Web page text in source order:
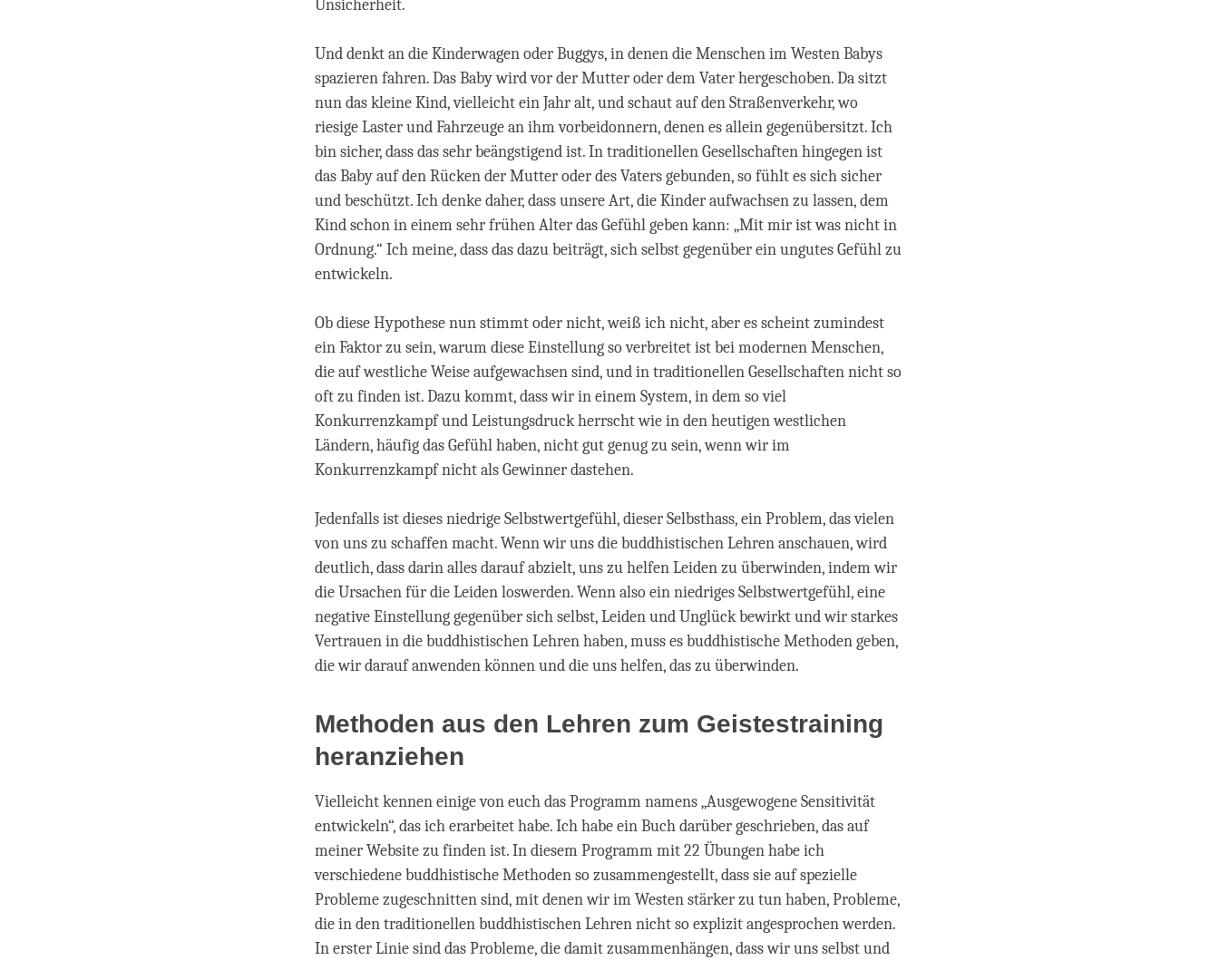
Unsicherheit.
Und denkt an die Kinderwagen oder Buggys, in denen die Menschen im Westen Babys
spazieren fahren. Das Baby wird vor der Mutter oder dem Vater hergeschoben. Da sitzt
nun das kleine Kind, vielleicht ein Jahr alt, und schaut auf den Straßenverkehr, wo
riesige Laster und Fahrzeuge an ihm vorbeidonnern, denen es allein gegenübersitzt. Ich
bin sicher, dass das sehr beängstigend ist. In traditionellen Gesellschaften hingegen ist
das Baby auf den Rücken der Mutter oder des Vaters gebunden, so fühlt es sich sicher
und beschützt. Ich denke daher, dass unsere Art, die Kinder aufwachsen zu lassen, dem
Kind schon in einem sehr frühen Alter das Gefühl geben kann: „Mit mir ist was nicht in
Ordnung.“ Ich meine, dass das dazu beiträgt, sich selbst gegenüber ein ungutes Gefühl zu
entwickeln.
Ob diese Hypothese nun stimmt oder nicht, weiß ich nicht, aber es scheint zumindest
ein Faktor zu sein, warum diese Einstellung so verbreitet ist bei modernen Menschen,
die auf westliche Weise aufgewachsen sind, und in traditionellen Gesellschaften nicht so
oft zu finden ist. Dazu kommt, dass wir in einem System, in dem so viel
Konkurrenzkampf und Leistungsdruck herrscht wie in den heutigen westlichen
Ländern, häufig das Gefühl haben, nicht gut genug zu sein, wenn wir im
Konkurrenzkampf nicht als Gewinner dastehen.
Jedenfalls ist dieses niedrige Selbstwertgefühl, dieser Selbsthass, ein Problem, das vielen
von uns zu schaffen macht. Wenn wir uns die buddhistischen Lehren anschauen, wird
deutlich, dass darin alles darauf abzielt, uns zu helfen Leiden zu überwinden, indem wir
die Ursachen für die Leiden loswerden. Wenn also ein niedriges Selbstwertgefühl, eine
negative Einstellung gegenüber sich selbst, Leiden und Unglück bewirkt und wir starkes
Vertrauen in die buddhistischen Lehren haben, muss es buddhistische Methoden geben,
die wir darauf anwenden können und die uns helfen, das zu überwinden.
Methoden aus den Lehren zum Geistestraining
heranziehen
Vielleicht kennen einige von euch das Programm namens „Ausgewogene Sensitivität
entwickeln“, das ich erarbeitet habe. Ich habe ein Buch darüber geschrieben, das auf
meiner Website zu finden ist. In diesem Programm mit 22 Übungen habe ich
verschiedene buddhistische Methoden so zusammengestellt, dass sie auf spezielle
Probleme zugeschnitten sind, mit denen wir im Westen stärker zu tun haben, Probleme,
die in den traditionellen buddhistischen Lehren nicht so explizit angesprochen werden.
In erster Linie sind das Probleme, die damit zusammenhängen, dass wir uns selbst und